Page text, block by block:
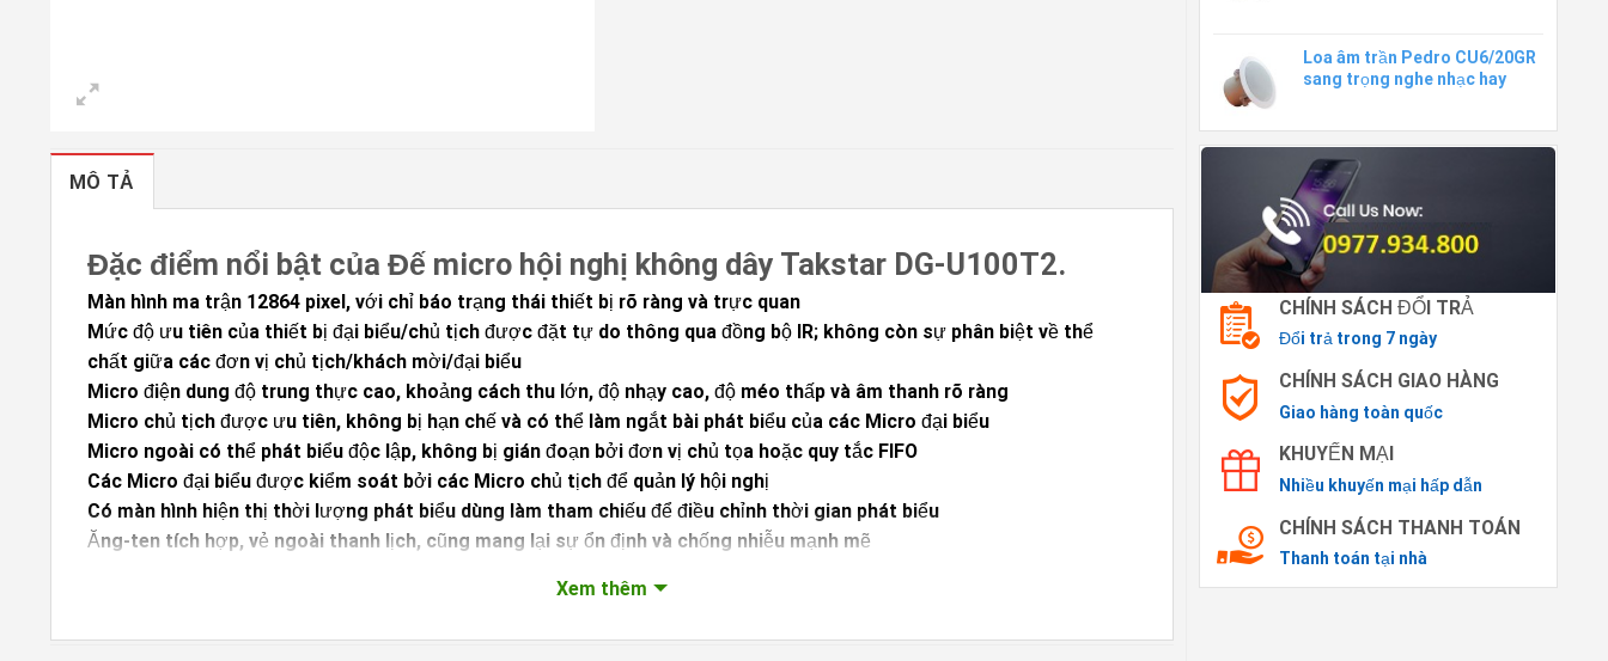
Loa âm trần Pedro CU6/20GR
sang trọng nghe nhạc hay
CHÍNH SÁCH ĐỔI TRẢ
Đổi trả trong 7 ngày
CHÍNH SÁCH GIAO HÀNG
Giao hàng toàn quốc
KHUYẾN MẠI
Nhiều khuyến mại hấp dẫn
CHÍNH SÁCH THANH TOÁN
Thanh toán tại nhà
MÔ TẢ
Đặc điểm nổi bật của Đế micro hội nghị không dây Takstar DG-U100T2.
Màn hình ma trận 12864 pixel, với chỉ báo trạng thái thiết bị rõ ràng và trực quan
Mức độ ưu tiên của thiết bị đại biểu/chủ tịch được đặt tự do thông qua đồng bộ IR; không còn sự phân biệt về thể
chất giữa các đơn vị chủ tịch/khách mời/đại biểu
Micro điện dung độ trung thực cao, khoảng cách thu lớn, độ nhạy cao, độ méo thấp và âm thanh rõ ràng
Micro chủ tịch được ưu tiên, không bị hạn chế và có thể làm ngắt bài phát biểu của các Micro đại biểu
Micro ngoài có thể phát biểu độc lập, không bị gián đoạn bởi đơn vị chủ tọa hoặc quy tắc FIFO
Các Micro đại biểu được kiểm soát bởi các Micro chủ tịch để quản lý hội nghị
Có màn hình hiện thị thời lượng phát biểu dùng làm tham chiếu để điều chỉnh thời gian phát biểu
Ăng-ten tích hợp, vẻ ngoài thanh lịch, cũng mang lại sự ổn định và chống nhiễu mạnh mẽ
Xem thêm